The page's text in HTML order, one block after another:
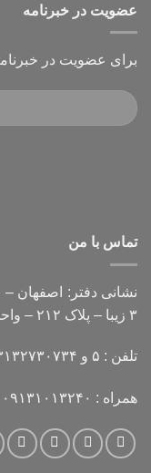
عضویت در خبرنامه
برای عضویت در
تماس با من
نشانی دفتر: اصفهان
۳ زیبا – پلاک ۲۱۲ – واحد ۱
تلفن : ۵ و ۰۳۱۳۲۷۳۰۷۳۴
همراه : ۰۹۱۳۱۰۱۳۲۴۰